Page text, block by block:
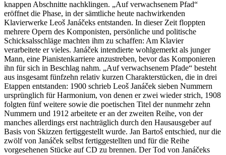
knappen Abschnitte nachklingen. „Auf verwachsenem Pfad“
eröffnet die Phase, in der sämtliche heute nachwirkenden
Klavierwerke Leoš Janáčeks entstanden. In dieser Zeit floppten
mehrere Opern des Komponisten, persönliche und politische
Schicksalsschläge machten ihm zu schaffen: Am Klavier
verarbeitete er vieles. Janáček intendierte wohlgemerkt als junger
Mann, eine Pianistenkarriere anzustreben, bevor das Komponieren
ihn für sich in Beschlag nahm. „Auf verwachsenem Pfade“ besteht
aus insgesamt fünfzehn relativ kurzen Charakterstücken, die in drei
Etappen entstanden: 1900 schrieb Leoš Janáček sieben Nummern
ursprünglich für Harmonium, von denen er zwei wieder strich, 1908
folgten fünf weitere sowie die poetischen Titel der nunmehr zehn
Nummern und 1912 arbeitete er an der zweiten Reihe, von der
manches allerdings erst nachträglich durch den Hausausgeber auf
Basis von Skizzen fertiggestellt wurde. Jan Bartoš entschied, nur die
zwölf von Janáček selbst fertiggestellten und für die Reihe
vorgesehenen Stücke auf CD zu brennen. Der Tod von Janáčeks